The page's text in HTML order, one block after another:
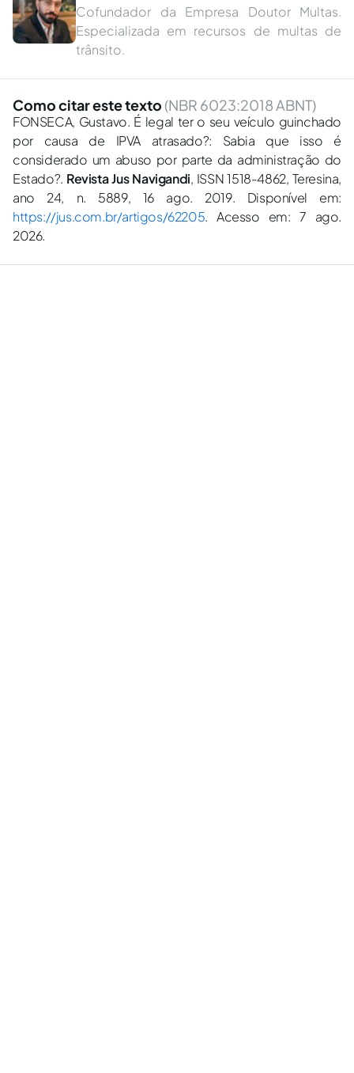
Cofundador da Empresa Doutor Multas.
Especializada em recursos de multas de
trânsito.
Como citar este texto (NBR 6023:2018 ABNT)
FONSECA, Gustavo. É legal ter o seu veículo guinchado
por causa de IPVA atrasado?: Sabia que isso é
considerado um abuso por parte da administração do
Estado?. Revista Jus Navigandi, ISSN 1518-4862, Teresina,
ano 24, n. 5889, 16 ago. 2019. Disponível em:
https://jus.com.br/artigos/62205. Acesso em: 7 ago.
2026.